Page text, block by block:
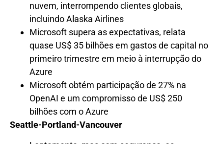
nuvem, interrompendo clientes globais,
incluindo Alaska Airlines
Microsoft supera as expectativas, relata
quase US$ 35 bilhões em gastos de capital no
primeiro trimestre em meio à interrupção do
Azure
Microsoft obtém participação de 27% na
OpenAI e um compromisso de US$ 250
bilhões com o Azure
Seattle-Portland-Vancouver